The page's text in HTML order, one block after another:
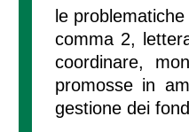
le
comma 2,
coordinare,
promosse in
gestione dei